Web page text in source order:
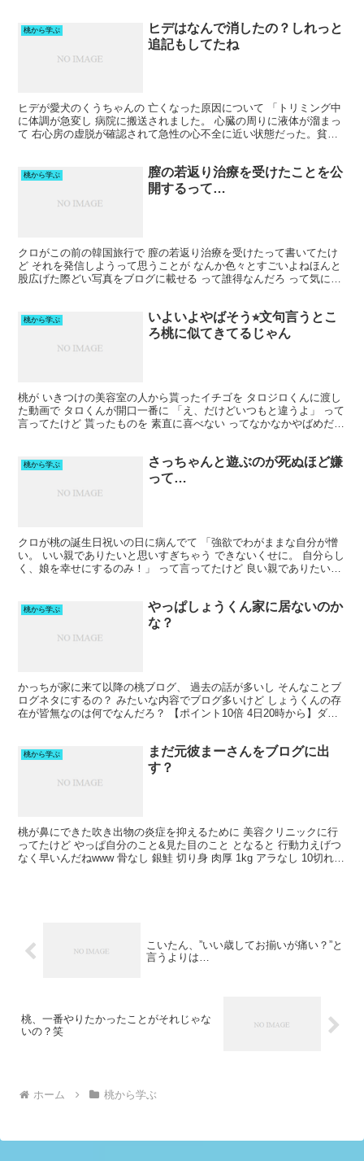
桃から学ぶ
ヒデはなんで消したの？しれっと
追記もしてたね
ヒデが愛犬のくうちゃんの 亡くなった原因について 「トリミング中
に体調が急変し 病院に搬送されました。 心臓の周りに液体が溜まっ
て 右心房の虚脱が確認されて急性の心不全に近い状態だった。貧血
桃から学ぶ
膣の若返り治療を受けたことを公
開するって…
クロがこの前の韓国旅行で 膣の若返り治療を受けたって書いてたけ
ど それを発信しようって思うことが なんか色々とすごいよねほんと
股広げた際どい写真をブログに載せる って誰得なんだろ って気にな
桃から学ぶ
いよいよやばそう⭐︎文句言うとこ
ろ桃に似てきてるじゃん
桃が いきつけの美容室の人から貰ったイチゴを タロジロくんに渡し
た動画で タロくんが開口一番に 「え、だけどいつもと違うよ」 って
言ってたけど 貰ったものを 素直に喜べない ってなかなかやばめだよ
桃から学ぶ
さっちゃんと遊ぶのが死ぬほど嫌
って…
クロが桃の誕生日祝いの日に病んでて 「強欲でわがままな自分が憎
い。 いい親でありたいと思いすぎちゃう できないくせに。 自分らし
く、娘を幸せにするのみ！」 って言ってたけど 良い親でありたいな
桃から学ぶ
やっぱしょうくん家に居ないのか
な？
かっちが家に来て以降の桃ブログ、 過去の話が多いし そんなことブ
ログネタにするの？ みたいな内容でブログ多いけど しょうくんの存
在が皆無なのは何でなんだろ？ 【ポイント10倍 4日20時から】ダイ
桃から学ぶ
まだ元彼まーさんをブログに出
す？
桃が鼻にできた吹き出物の炎症を抑えるために 美容クリニックに行
ってたけど やっぱ自分のこと&見た目のこと となると 行動力えげつ
なく早いんだねwww 骨なし 銀鮭 切り身 肉厚 1kg アラなし 10切れ
こいたん、”いい歳してお揃いが痛い？”と
言うよりは…
桃、一番やりたかったことがそれじゃな
いの？笑
ホーム 桃から学ぶ